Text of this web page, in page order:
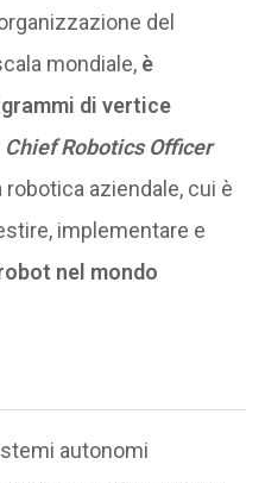
del
mondiale, è
di vertice
Chief Robotics Officer
aziendale, cui è
implementare e
nel mondo
autonomi